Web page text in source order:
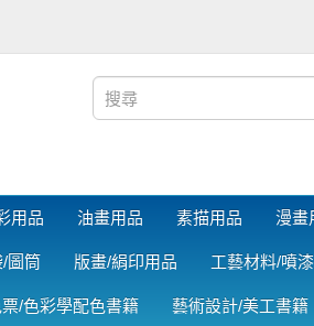
用品 油畫用品 素描用品 漫畫
圖筒 版畫/絹印用品 工藝材料/噴
/色彩學配色書籍 藝術設計/美工書籍